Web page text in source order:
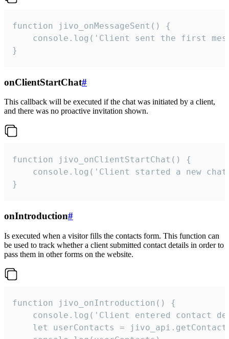
function jivo_onMessageSent() {
console.log('Client sent the first
}
onClientStartChat#
This callback will be executed if the chat was initiated by a client,
and there was no proactive invitation shown.
function jivo_onClientStartChat() {
console.log('Client started a new
}
onIntroduction#
Is executed when a visitor fills the contacts form. This function can
be used to track whether a client submitted contact details in order to
pass them in other forms on the website.
function jivo_onIntroduction() {
console.log('Client entered contact
let userContacts =